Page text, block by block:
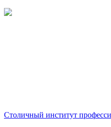
Столичный институт